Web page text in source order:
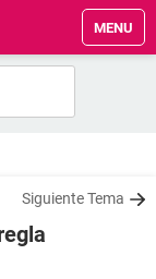
MENU
Siguiente Tema